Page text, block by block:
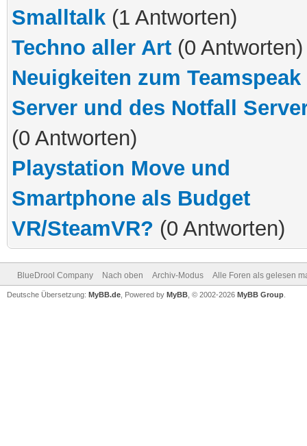
Smalltalk (1 Antworten)
Techno aller Art (0 Antworten)
Neuigkeiten zum Teamspeak
Server und des Notfall
(0 Antworten)
Playstation Move und
Smartphone als Budget
VR/SteamVR? (0 Antworten)
BlueDrool Company Nach oben Archiv-Modus Alle Foren als gelesen
Deutsche Übersetzung: MyBB.de , Powered by MyBB , © 2002-2026 MyBB Group